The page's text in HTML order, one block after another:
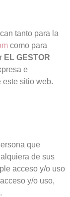
tanto para la
como para
EL GESTOR
e
este sitio web.
que
de sus
acceso y/o uso
y/o uso,